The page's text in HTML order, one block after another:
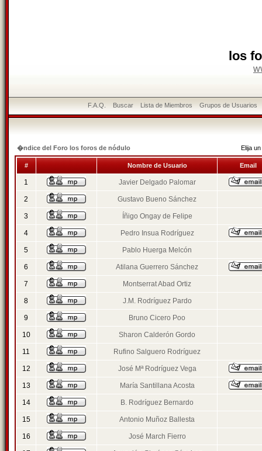
los
F.A.Q. Buscar Lista de Miembros Grupos de Usuarios
�ndice del Foro los foros de nódulo Elija
# Nombre de Usuario Email
1 Javier Delgado Palomar
2 Gustavo Bueno Sánchez
3 Íñigo Ongay de Felipe
4 Pedro Insua Rodríguez
5 Pablo Huerga Melcón
6 Atilana Guerrero Sánchez
7 Montserrat Abad Ortiz
8 J.M. Rodríguez Pardo
9 Bruno Cicero Poo
10 Sharon Calderón Gordo
11 Rufino Salguero Rodríguez
12 José Mª Rodríguez Vega
13 María Santillana Acosta
14 B. Rodríguez Bernardo
15 Antonio Muñoz Ballesta
16 José March Fierro